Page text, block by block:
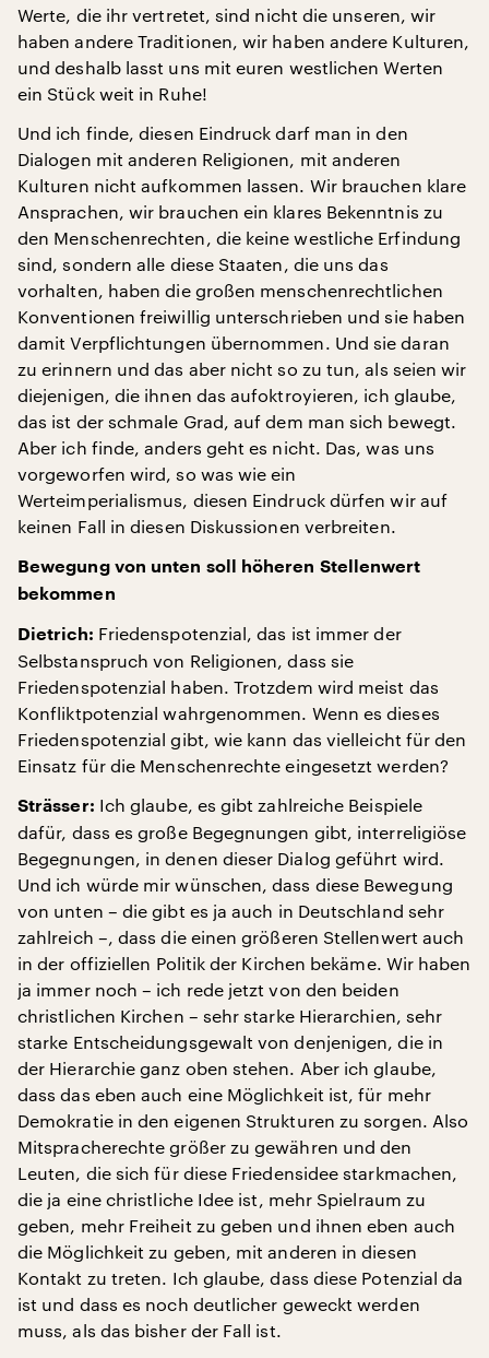
Werte, die ihr vertretet, sind nicht die unseren, wir
haben andere Traditionen, wir haben andere Kulturen,
und deshalb lasst uns mit euren westlichen Werten
ein Stück weit in Ruhe!
Und ich finde, diesen Eindruck darf man in den
Dialogen mit anderen Religionen, mit anderen
Kulturen nicht aufkommen lassen. Wir brauchen klare
Ansprachen, wir brauchen ein klares Bekenntnis zu
den Menschenrechten, die keine westliche Erfindung
sind, sondern alle diese Staaten, die uns das
vorhalten, haben die großen menschenrechtlichen
Konventionen freiwillig unterschrieben und sie haben
damit Verpflichtungen übernommen. Und sie daran
zu erinnern und das aber nicht so zu tun, als seien wir
diejenigen, die ihnen das aufoktroyieren, ich glaube,
das ist der schmale Grad, auf dem man sich bewegt.
Aber ich finde, anders geht es nicht. Das, was uns
vorgeworfen wird, so was wie ein
Werteimperialismus, diesen Eindruck dürfen wir auf
keinen Fall in diesen Diskussionen verbreiten.
Bewegung von unten soll höheren Stellenwert
bekommen
Dietrich: Friedenspotenzial, das ist immer der
Selbstanspruch von Religionen, dass sie
Friedenspotenzial haben. Trotzdem wird meist das
Konfliktpotenzial wahrgenommen. Wenn es dieses
Friedenspotenzial gibt, wie kann das vielleicht für den
Einsatz für die Menschenrechte eingesetzt werden?
Strässer: Ich glaube, es gibt zahlreiche Beispiele
dafür, dass es große Begegnungen gibt, interreligiöse
Begegnungen, in denen dieser Dialog geführt wird.
Und ich würde mir wünschen, dass diese Bewegung
von unten – die gibt es ja auch in Deutschland sehr
zahlreich –, dass die einen größeren Stellenwert auch
in der offiziellen Politik der Kirchen bekäme. Wir haben
ja immer noch – ich rede jetzt von den beiden
christlichen Kirchen – sehr starke Hierarchien, sehr
starke Entscheidungsgewalt von denjenigen, die in
der Hierarchie ganz oben stehen. Aber ich glaube,
dass das eben auch eine Möglichkeit ist, für mehr
Demokratie in den eigenen Strukturen zu sorgen. Also
Mitspracherechte größer zu gewähren und den
Leuten, die sich für diese Friedensidee starkmachen,
die ja eine christliche Idee ist, mehr Spielraum zu
geben, mehr Freiheit zu geben und ihnen eben auch
die Möglichkeit zu geben, mit anderen in diesen
Kontakt zu treten. Ich glaube, dass diese Potenzial da
ist und dass es noch deutlicher geweckt werden
muss, als das bisher der Fall ist.